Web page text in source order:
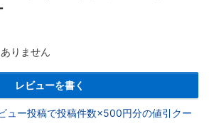
りません
レビューを書く
ュー投稿で投稿件数×500円分の値引クー